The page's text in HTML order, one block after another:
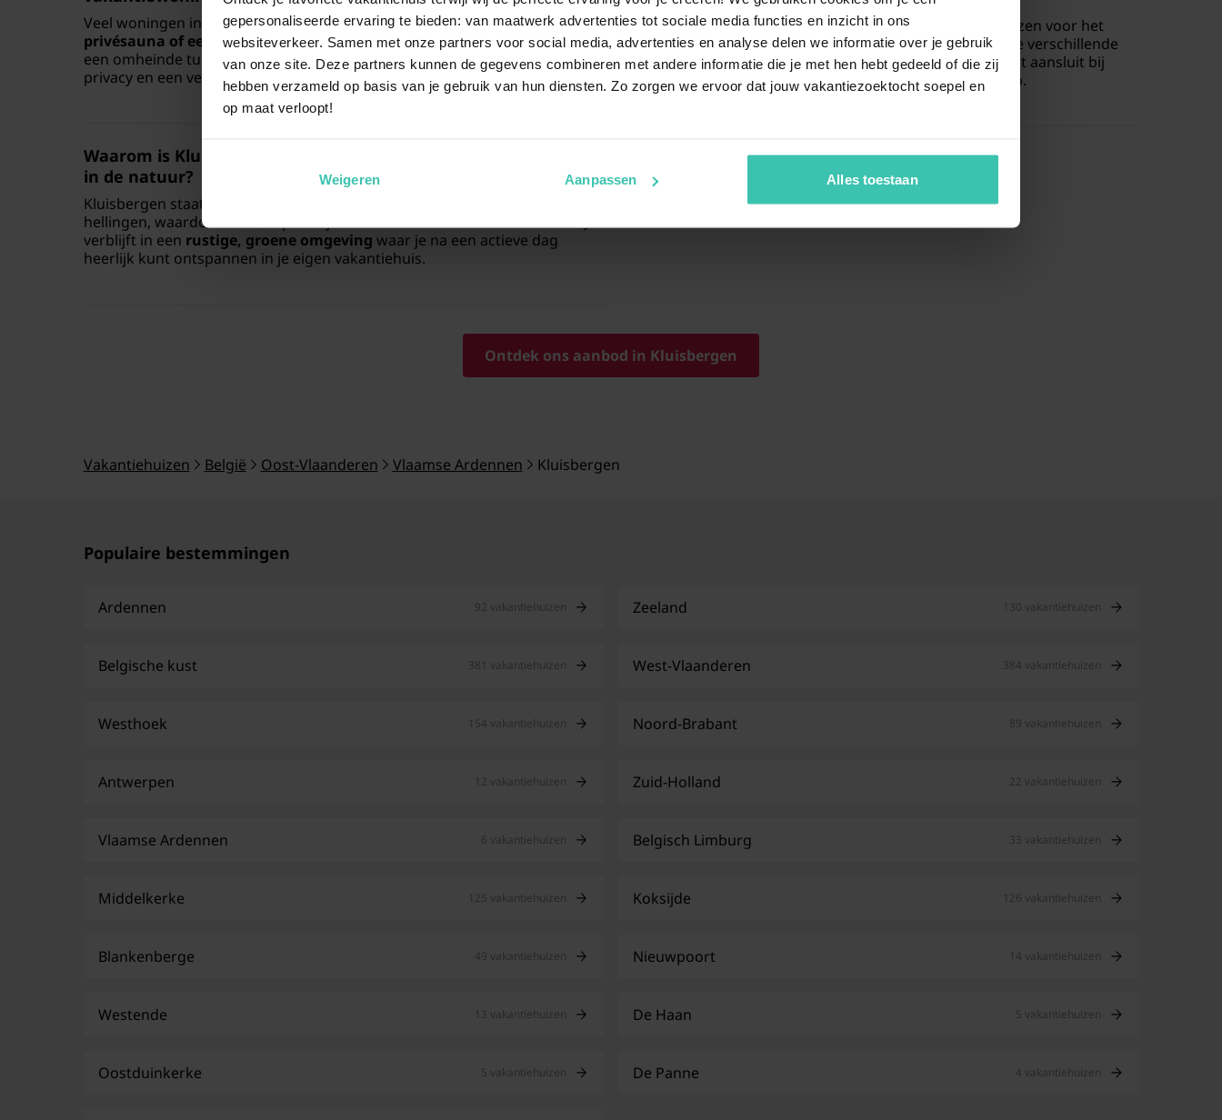
gepersonaliseerde ervaring te bieden: van maatwerk advertenties tot sociale media functies en inzicht in ons
websiteverkeer. Samen met onze partners voor social media, advertenties en analyse delen we informatie over je gebruik
van onze site. Deze partners kunnen de gegevens combineren met andere informatie die je met hen hebt gedeeld of die zij
hebben verzameld op basis van je gebruik van hun diensten. Zo zorgen we ervoor dat jouw vakantiezoektocht soepel en
op maat verloopt!
Weigeren Aanpassen Alles toestaan
Veel woningen in deze regio bieden extra comfort, zoals eenontspannende
privésauna of een sfeervolle open haard voor de gezellige avonden. Ook
een omheinde tuin is een veelvoorkomende faciliteit, wat zorgt voor extra
privacy en een veilige omgeving tijdens je verblijf.
Waarom is Kluisbergen de ideale bestemming voor een
in de natuur?
Kluisbergen staat bekend om zijn prachtige bossen en uitdagende
hellingen, waardoor het een paradijs is voor wandelaars en wielrenners. Je
verblijft in een rustige, groene omgeving waar je na een actieve dag
heerlijk kunt ontspannen in je eigen vakantiehuis.
Naast reguliere vakantiehuizen kun je in deze regio ook kiezen voor het
comfort van eenluxe villa of de sfeer van een chalet. Deze verschillende
woningtypes zorgen ervoor dat je altijd een verblijf vindt dat aansluit bij
jouw specifieke wensen en de grootte van je reisgezelschap.
Ontdek ons aanbod in Kluisbergen
Vakantiehuizen België Oost-Vlaanderen Vlaamse Ardennen Kluisbergen
Populaire bestemmingen
Ardennen 92 vakantiehuizen Zeeland 130 vakantiehuizen
Belgische kust 381 vakantiehuizen West-Vlaanderen 384 vakantiehuizen
Westhoek 154 vakantiehuizen Noord-Brabant 89 vakantiehuizen
Antwerpen 12 vakantiehuizen Zuid-Holland 22 vakantiehuizen
Vlaamse Ardennen 6 vakantiehuizen Belgisch Limburg 33 vakantiehuizen
Middelkerke 125 vakantiehuizen Koksijde 126 vakantiehuizen
Blankenberge 49 vakantiehuizen Nieuwpoort 14 vakantiehuizen
Westende 13 vakantiehuizen De Haan 5 vakantiehuizen
Oostduinkerke 5 vakantiehuizen De Panne 4 vakantiehuizen